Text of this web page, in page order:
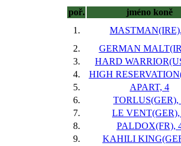
poř. jméno koně
1.
2.
GERMAN
3.
HARD
4.
HIGH
5.
APART, 4
6.
TORLUS(GER),
7.
LE VENT(GER),
8.
PALDOX(FR),
9.
KAHILI